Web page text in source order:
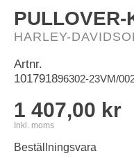
PULLOVER-
HARLEY-
Artnr.
101791896302-23VM/
1 407,00 kr
Inkl. moms
Beställningsvara